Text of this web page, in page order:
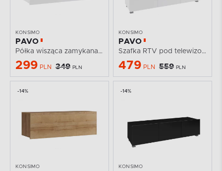
KONSIMO
PAVO
Półka wisząca zamykana biały połysk
299 PLN 349 PLN
KONSIMO
PAVO
Szafka RTV pod telewizor 150cm biały połysk
479 PLN 559 PLN
-14%
KONSIMO
-14%
KONSIMO